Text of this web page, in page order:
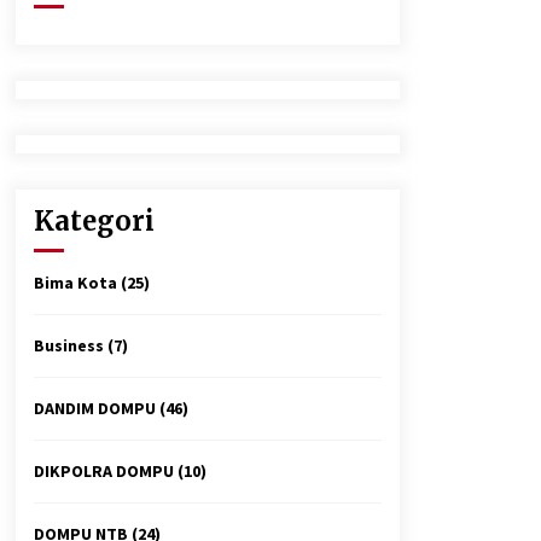
Secara Humanis, Dialog dengan PT
SMS Hasilkan Kesepakatan Awal
Demi Menjaga Harkamtibmas
4 minggu ago
Kategori
Bima Kota (25)
Business (7)
DANDIM DOMPU (46)
DIKPOLRA DOMPU (10)
DOMPU NTB (24)